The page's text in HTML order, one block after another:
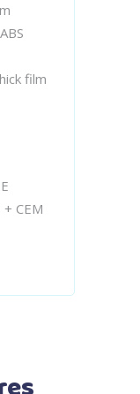
film
CEM